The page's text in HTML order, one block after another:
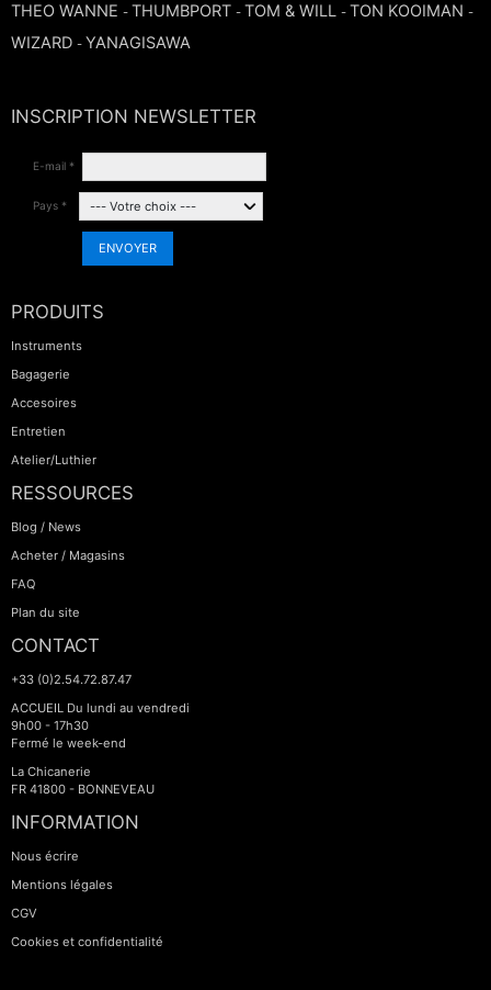
THEO WANNE - THUMBPORT - TOM & WILL - TON KOOIMAN -
WIZARD - YANAGISAWA
INSCRIPTION NEWSLETTER
E-mail *
Pays *
ENVOYER
PRODUITS
Instruments
Bagagerie
Accesoires
Entretien
Atelier/Luthier
RESSOURCES
Blog / News
Acheter / Magasins
FAQ
Plan du site
CONTACT
+33 (0)2.54.72.87.47
ACCUEIL Du lundi au vendredi
9h00 - 17h30
Fermé le week-end
La Chicanerie
FR 41800 - BONNEVEAU
INFORMATION
Nous écrire
Mentions légales
CGV
Cookies et confidentialité